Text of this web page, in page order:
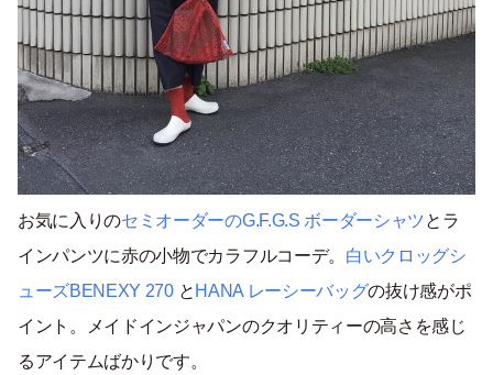
お気に入りのセミオーダーのG.F.G.S ボーダーシャツとラ
インパンツに赤の小物でカラフルコーデ。 白いクロッグシ
ューズBENEXY 270と HANA レーシーバッグの抜け感がポ
イント。メイドインジャパンのクオリティーの高さを感じ
るアイテムばかりです。